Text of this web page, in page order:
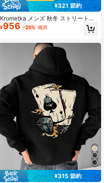
¥321 節約
Krometka メンズ 秋冬 ストリートス
タイル 和風 龍 桜 プリント パーカー
スウェット、夫、彼氏、友人へのギ
¥956 -25% 概算
¥315 節約